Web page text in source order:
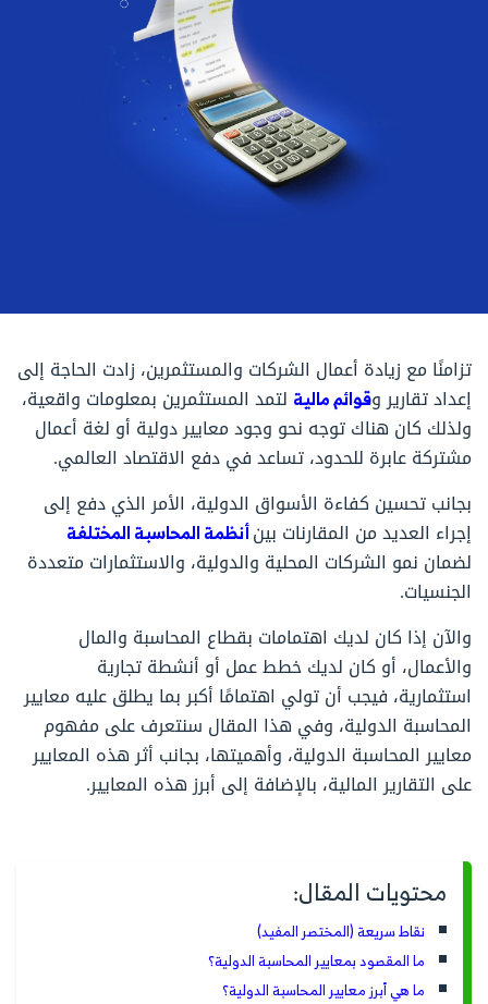
تزامنًا مع زيادة أعمال الشركات والمستثمرين، زادت الحاجة إلى
إعداد تقارير وقوائم مالية لتمد المستثمرين بمعلومات واقعية،
ولذلك كان هناك توجه نحو وجود معايير دولية أو لغة أعمال
مشتركة عابرة للحدود، تساعد في دفع الاقتصاد العالمي.
بجانب تحسين كفاءة الأسواق الدولية، الأمر الذي دفع إلى
إجراء العديد من المقارنات بينأنظمة المحاسبة المختلفة
لضمان نمو الشركات المحلية والدولية، والاستثمارات متعددة
الجنسيات.
والآن إذا كان لديك اهتمامات بقطاع المحاسبة والمال
والأعمال، أو كان لديك خطط عمل أو أنشطة تجارية
استثمارية، فيجب أن تولي اهتمامًا أكبر بما يطلق عليه معايير
المحاسبة الدولية، وفي هذا المقال سنتعرف على مفهوم
معايير المحاسبة الدولية، وأهميتها، بجانب أثر هذه المعايير
على التقارير المالية، بالإضافة إلى أبرز هذه المعايير.
محتويات المقال:
نقاط سريعة (المختصر المفيد)
ما المقصود بمعايير المحاسبة الدولية؟
ما هي أبرز معايير المحاسبة الدولية؟